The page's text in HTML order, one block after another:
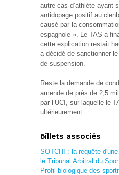
autre cas d’athlète ayant
antidopage positif au
causé par la
espagnole ». Le TAS a
cette explication restait
a décidé de sanctionner
de suspension.
Reste la demande de
amende de près de 2,5
par l’UCI, sur laquelle le
ultérieurement.
Billets associés
SOTCHI : la requête
le Tribunal Arbitral du
Profil biologique des